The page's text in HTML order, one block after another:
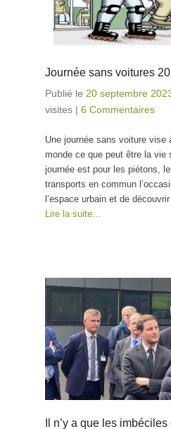
Journée sans voitures
Publié le 20 septembre
visites | 6 Commentaires
Une journée sans voiture vise
monde ce que peut être la vie
journée est pour les piétons,
transports en commun
l’espace urbain et de
Lire la suite…
Il n’y a que les